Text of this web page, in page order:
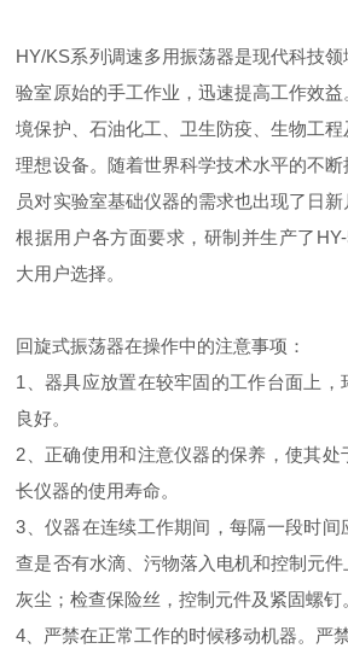
HY/KS系列调速多用振荡器是现代科技
验室原始的手工作业，迅速提高工作效
境保护、石油化工、卫生防疫、生物工
理想设备。随着世界科学技术水平的不
员对实验室基础仪器的需求也出现了日
根据用户各方面要求，研制并生产了
大用户选择。
回旋式振荡器在操作中的注意事项：
1、器具应放置在较牢固的工作台面上
良好。
2、正确使用和注意仪器的保养，使其处
长仪器的使用寿命。
3、仪器在连续工作期间，每隔一段时间
查是否有水滴、污物落入电机和控制元
灰尘；检查保险丝，控制元件及紧固螺钉
4、严禁在正常工作的时候移动机器。严